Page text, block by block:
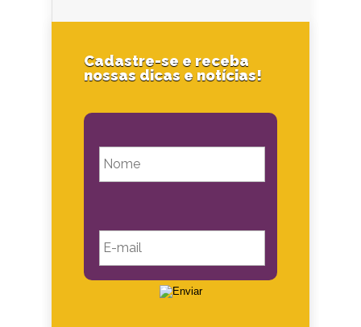
Cadastre-se e receba
nossas dicas e notícias!